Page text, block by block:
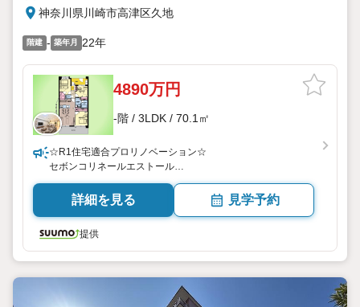
神奈川県川崎市高津区久地
階建 - 築年月 22年
4890万円
-階 / 3LDK / 70.1㎡
☆R1住宅適合プロリノベーション☆
セボンコリネールエストール
詳細を見る 見学予約
提供